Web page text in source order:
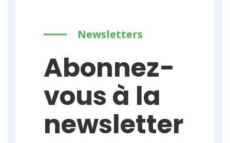
Newsletters
Abonnez-
vous à la
newsletter